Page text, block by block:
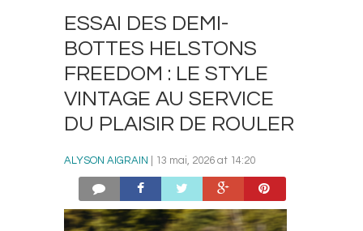
ESSAI DES DEMI-
BOTTES HELSTONS
FREEDOM : LE STYLE
VINTAGE AU SERVICE
DU PLAISIR DE ROULER
ALYSON AIGRAIN | 13 mai, 2026 at 14:20